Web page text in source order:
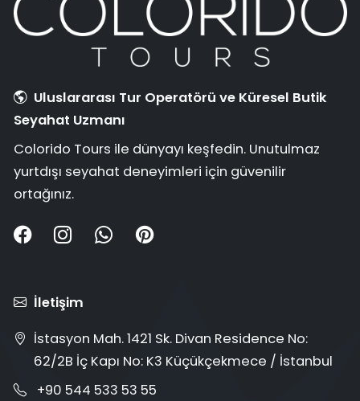
Uluslararası Tur Operatörü ve Küresel Butik
Seyahat Uzmanı
Colorido Tours ile dünyayı keşfedin. Unutulmaz
yurtdışı seyahat deneyimleri için güvenilir
ortağınız.
İletişim
İstasyon Mah. 1421 Sk. Divan Residence No:
62/2B İç Kapı No: K3 Küçükçekmece / İstanbul
+90 544 533 53 55